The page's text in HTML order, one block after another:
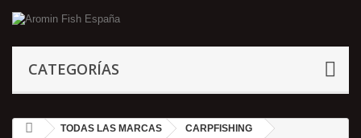
CATEGORÍAS
TODAS LAS MARCAS
CARPFISHING